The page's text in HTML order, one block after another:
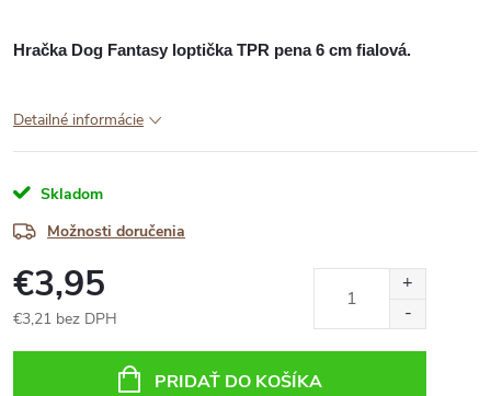
Hračka Dog Fantasy loptička TPR pena 6 cm fialová.
Detailné informácie
Skladom
Možnosti doručenia
€3,95
€3,21 bez DPH
PRIDAŤ DO KOŠÍKA